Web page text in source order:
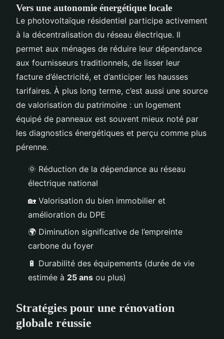
Vers une autonomie énergétique locale
Le photovoltaïque résidentiel participe activement
à la décentralisation du réseau électrique. Il
permet aux ménages de réduire leur dépendance
aux fournisseurs traditionnels, de lisser leur
facture d’électricité, et d’anticiper les hausses
tarifaires. À plus long terme, c’est aussi une source
de valorisation du patrimoine : un logement
équipé de panneaux est souvent mieux noté par
les diagnostics énergétiques et perçu comme plus
pérenne.
🌞 Réduction de la dépendance au réseau
électrique national
🏡 Valorisation du bien immobilier et
amélioration du DPE
🌍 Diminution significative de l’empreinte
carbone du foyer
🔋 Durabilité des équipements (durée de vie
estimée à 25 ans ou plus)
Stratégies pour une rénovation
globale réussie